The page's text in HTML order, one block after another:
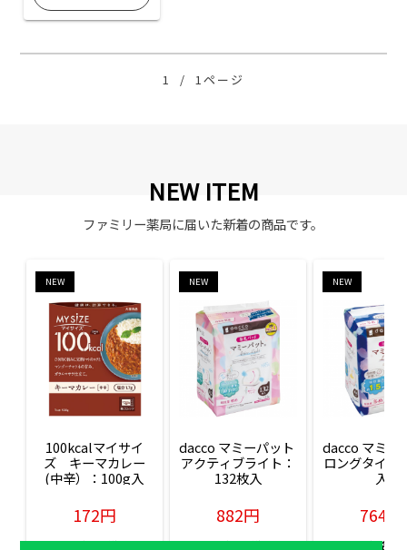
1 / 1ページ
NEW ITEM
ファミリー薬局に届いた新着の商品です。
NEW
100kcalマイサイ
ズ　キーマカレー
(中辛）：100g入
172円
販売価格(税込)
NEW
dacco マミーパット
アクティブライト：
132枚入
882円
販売価格(税込)
NEW
dacco マミー
ロングタイム
入
764円
販売価格(税